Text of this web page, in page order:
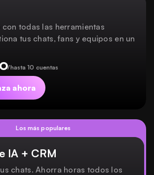
con todas las herramientas
tus chats, fans y equipos en un
/hasta 10 cuentas
ahora
Los más populares
IA + CRM
chats. Ahorra horas todos los